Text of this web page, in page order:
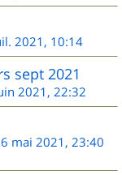
2021, 10:14
sept 2021
2021, 22:32
mai 2021, 23:40